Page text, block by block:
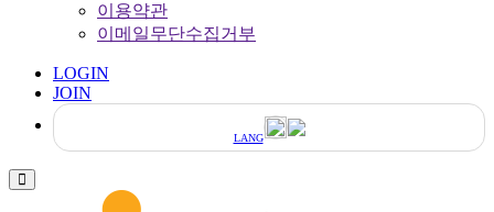
이용약관
이메일무단수집거부
LOGIN
JOIN
LANG